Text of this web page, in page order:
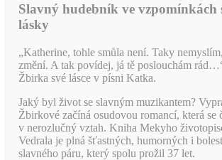
Slavný hudebník ve vzpomínkách
lásky
„Katherine, tohle smůla není. Taky
změní. A tak povídej, já tě poslouchám
Žbirka své lásce v písni Katka.
Jaký byl život se slavným muzikantem?
Žbirkové začíná osudovou romancí, která se
v nerozlučný vztah. Kniha Mekyho
Vedrala je plná šťastných, humorných i
slavného páru, který spolu prožil 37 let.